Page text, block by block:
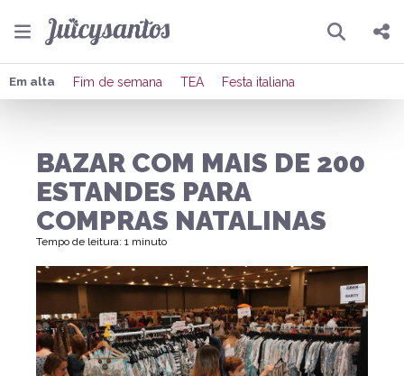
Pesquisar
Compartilhar
Enviar por Whatsapp
Em alta Fim de semana TEA Festa italiana
BAZAR COM MAIS DE 200
ESTANDES PARA
COMPRAS NATALINAS
Tempo de leitura: 1 minuto